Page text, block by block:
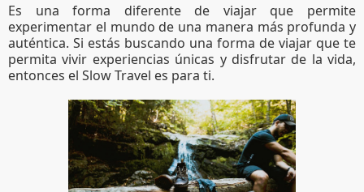
Es una forma diferente de viajar que permite
experimentar el mundo de una manera más profunda y
auténtica. Si estás buscando una forma de viajar que te
permita vivir experiencias únicas y disfrutar de la vida,
entonces el Slow Travel es para ti.